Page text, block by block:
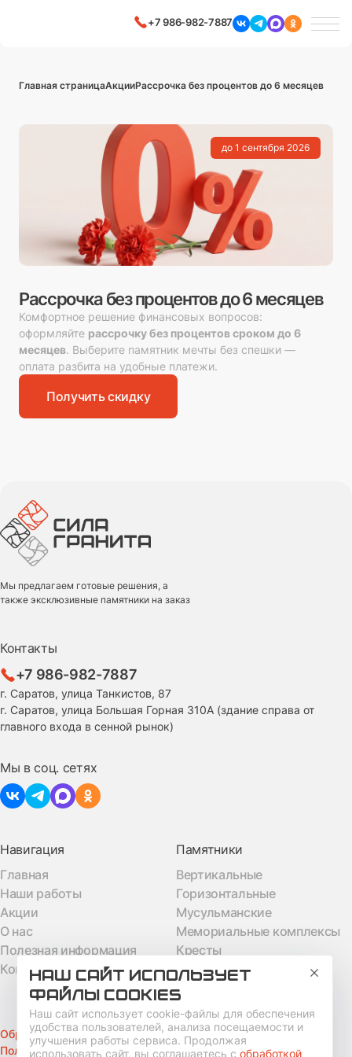
+7 986-982-7887
Главная страницаАкцииРассрочка без процентов до 6 месяцев
до 1 сентября 2026
Рассрочка без процентов до 6 месяцев
Комфортное решение финансовых вопросов:
оформляйте рассрочку без процентов сроком до 6
месяцев. Выберите памятник мечты без спешки —
оплата разбита на удобные платежи.
Получить скидку
Мы предлагаем готовые решения, а
также эксклюзивные памятники на заказ
Навигация
Главная
Наши работы
Акции
О нас
Полезная информация
Контакты
Памятники
Вертикальные
Горизонтальные
Мусульманские
Мемориальные комплексы
Кресты
Семейные
Контакты
+7 986-982-7887
г. Саратов, улица Танкистов, 87
г. Саратов, улица Большая Горная 310А (здание справа от
главного входа в сенной рынок)
Мы в соц. сетях
Обработка персональных данных
Политика конфиденциальности
НАШ САЙТ ИСПОЛЬЗУЕТ
ФАЙЛЫ COOKIES
Наш сайт использует cookie-файлы для обеспечения
удобства пользователей, анализа посещаемости и
улучшения работы сервиса. Продолжая
использовать сайт, вы соглашаетесь с обработкой